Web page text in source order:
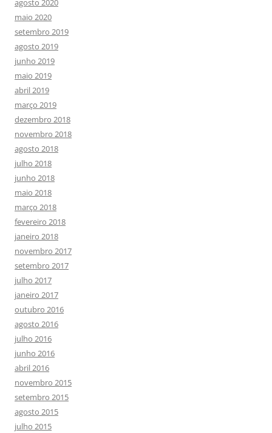
agosto 2020
maio 2020
setembro 2019
agosto 2019
junho 2019
maio 2019
abril 2019
março 2019
dezembro 2018
novembro 2018
agosto 2018
julho 2018
junho 2018
maio 2018
março 2018
fevereiro 2018
janeiro 2018
novembro 2017
setembro 2017
julho 2017
janeiro 2017
outubro 2016
agosto 2016
julho 2016
junho 2016
abril 2016
novembro 2015
setembro 2015
agosto 2015
julho 2015